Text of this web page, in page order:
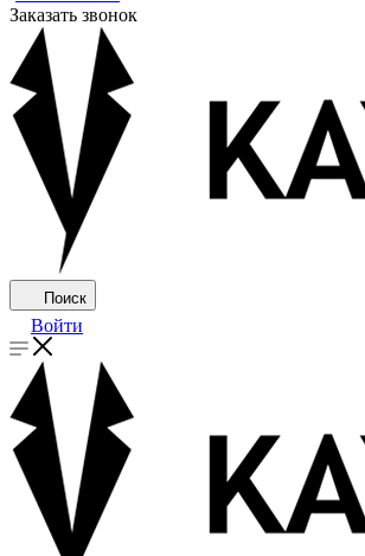
Заказать звонок
Поиск
Войти